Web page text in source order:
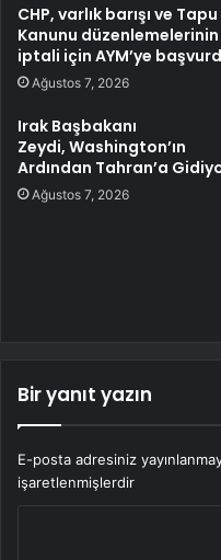
CHP, varlık barışı ve Tapu
Kanunu düzenlemelerinin
iptali için AYM’ye
Ağustos 7, 2026
Irak Başbakanı
Zeydi, Washington’ın
Ardından Tahran’a
Ağustos 7, 2026
Bir yanıt yazın
E-posta adresiniz
işaretlenmişlerdir